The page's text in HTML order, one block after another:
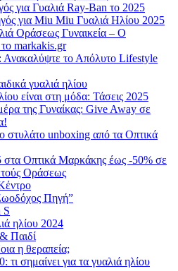
για Γυαλιά Ray-Ban το 2025
για Miu Miu Γυαλιά Ηλίου 2025
Οράσεως Γυναικεία – Ο
markakis.gr
Ανακαλύψτε το Απόλυτο Lifestyle
γυαλιά ηλίου
είναι στη μόδα: Τάσεις 2025
της Γυναίκας: Give Away σε
στυλάτο unboxing από τα Οπτικά
στα Οπτικά Μαρκάκης έως -50% σε
Οράσεως
Πηγή”
S
ηλίου 2024
Παιδί
η θεραπεία;
σημαίνει για τα γυαλιά ηλίου